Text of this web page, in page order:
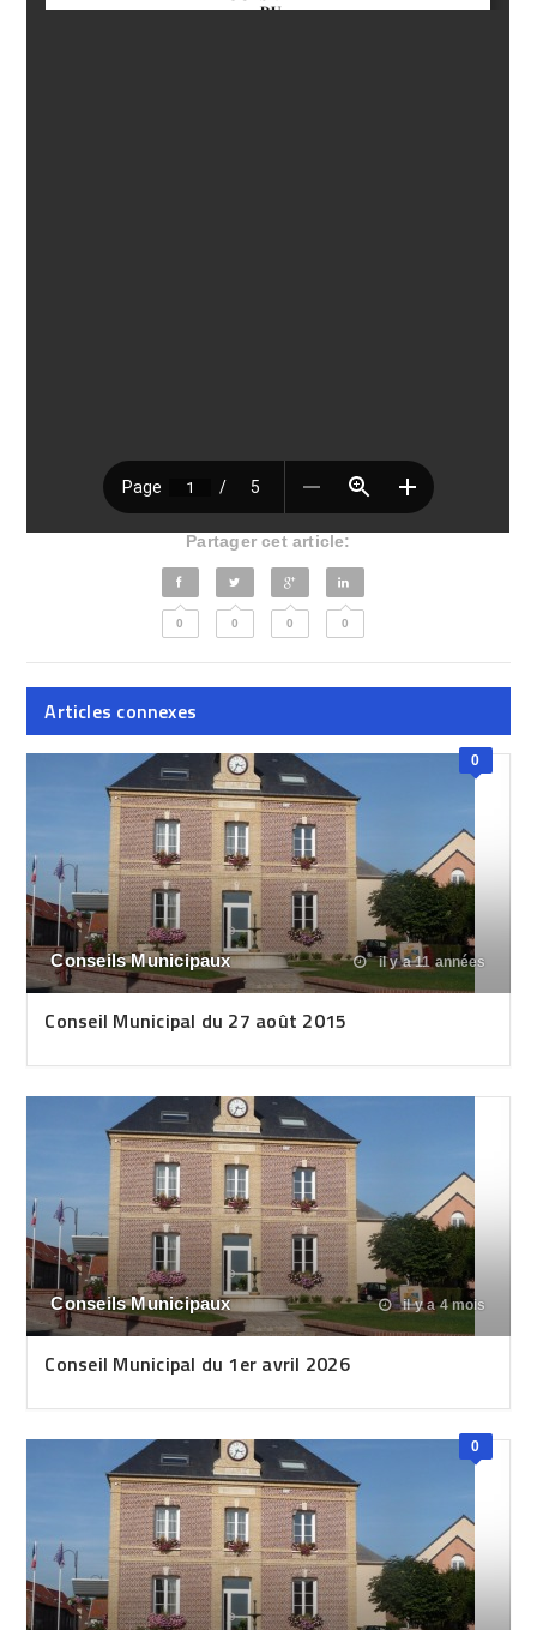
Partager cet article:
0 0 0 0
Articles connexes
0
Conseils Municipaux il y a 11 années
Conseil Municipal du 27 août 2015
Conseils Municipaux il y a 4 mois
Conseil Municipal du 1er avril 2026
0